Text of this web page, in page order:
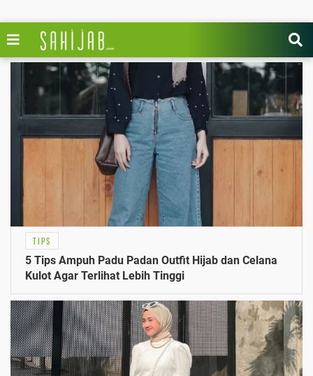
TIPS
5 Tips Ampuh Padu Padan Outfit Hijab dan Celana
Kulot Agar Terlihat Lebih Tinggi